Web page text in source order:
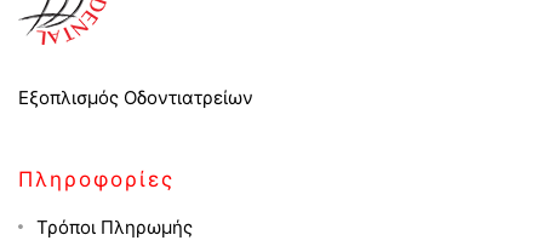
Εξοπλισμός Οδοντιατρείων
Πληροφορίες
Τρόποι Πληρωμής